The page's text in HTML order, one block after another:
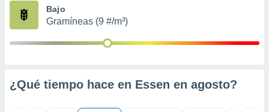
publicidad
Bajo
Gramíneas (9 #/m³)
¿Qué tiempo hace en Essen en agosto?